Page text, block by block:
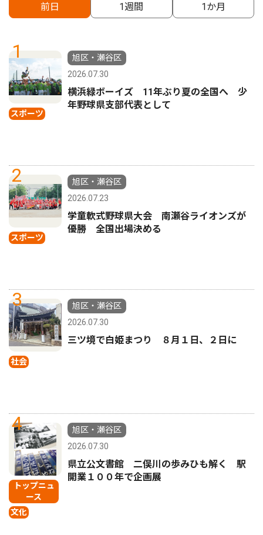
前日 1週間 1か月
1
スポーツ
旭区・瀬谷区
2026.07.30
横浜緑ボーイズ 11年ぶり夏の全国へ 少
年野球県支部代表として
2
スポーツ
旭区・瀬谷区
2026.07.23
学童軟式野球県大会 南瀬谷ライオンズが
優勝 全国出場決める
3
社会
旭区・瀬谷区
2026.07.30
三ツ境で白姫まつり ８月１日、２日に
4
トップニュ
ース
文化
旭区・瀬谷区
2026.07.30
県立公文書館 二俣川の歩みひも解く 駅
開業１００年で企画展